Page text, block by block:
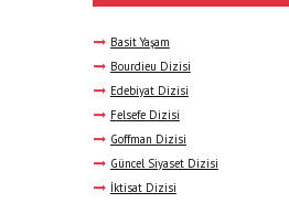
Basit Yaşam
Bourdieu Dizisi
Edebiyat Dizisi
Felsefe Dizisi
Goffman Dizisi
Güncel Siyaset Dizisi
İktisat Dizisi